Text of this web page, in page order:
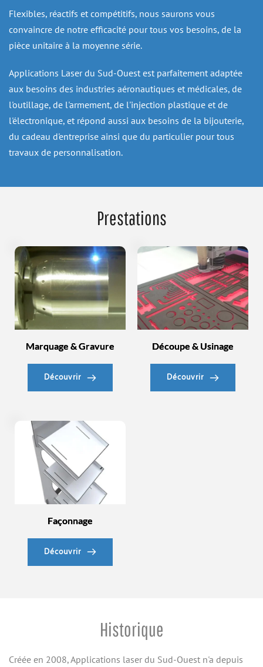
Flexibles, réactifs et compétitifs, nous saurons vous
convaincre de notre efficacité pour tous vos besoins, de la
pièce unitaire à la moyenne série.
Applications Laser du Sud-Ouest est parfaitement adaptée
aux besoins des industries aéronautiques et médicales, de
l'outillage, de l'armement, de l'injection plastique et de
l'électronique, et répond aussi aux besoins de la bijouterie,
du cadeau d'entreprise ainsi que du particulier pour tous
travaux de personnalisation.
Prestations
Marquage & Gravure
Découvrir
Découpe & Usinage
Découvrir
Façonnage
Découvrir
Historique
Créée en 2008, Applications laser du Sud-Ouest n'a depuis